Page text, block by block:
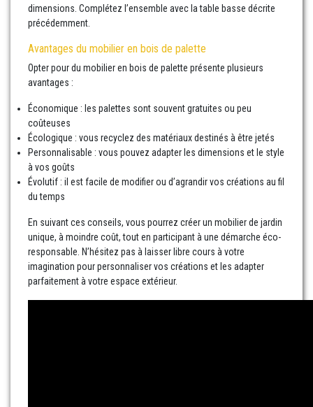
dimensions. Complétez l’ensemble avec la table basse décrite
précédemment.
Avantages du mobilier en bois de palette
Opter pour du mobilier en bois de palette présente plusieurs
avantages :
Économique : les palettes sont souvent gratuites ou peu
coûteuses
Écologique : vous recyclez des matériaux destinés à être jetés
Personnalisable : vous pouvez adapter les dimensions et le style
à vos goûts
Évolutif : il est facile de modifier ou d’agrandir vos créations au fil
du temps
En suivant ces conseils, vous pourrez créer un mobilier de jardin
unique, à moindre coût, tout en participant à une démarche éco-
responsable. N’hésitez pas à laisser libre cours à votre
imagination pour personnaliser vos créations et les adapter
parfaitement à votre espace extérieur.